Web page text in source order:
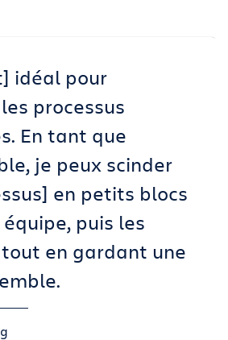
idéal pour
processus
En tant que
je peux scinder
en petits blocs
puis les
en gardant une